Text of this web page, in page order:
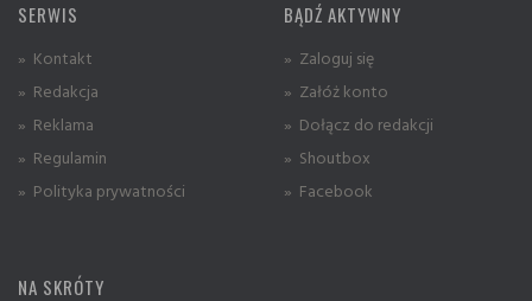
SERWIS
» Kontakt
» Redakcja
» Reklama
» Regulamin
» Polityka prywatności
BĄDŹ AKTYWNY
» Zaloguj się
» Załóż konto
» Dołącz do redakcji
» Shoutbox
» Facebook
NA SKRÓTY